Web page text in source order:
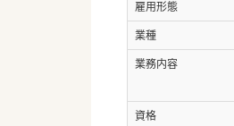
雇用形態
業種
業務内容
資格